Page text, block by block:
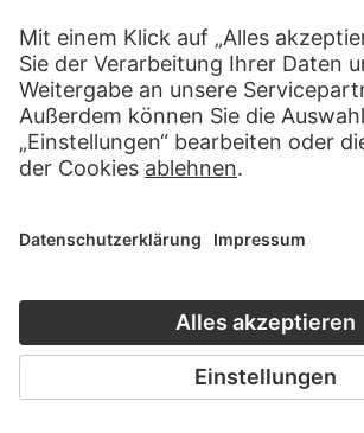
Der Raucher im Bauernwirtshaus